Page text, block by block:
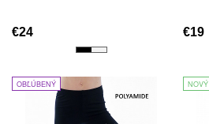
€24 €19
OBĽÚBENÝ NOVÝ